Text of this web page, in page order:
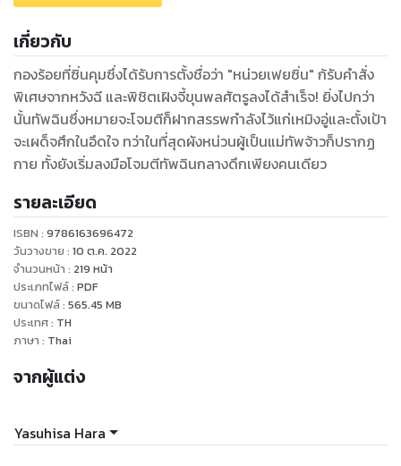
เกี่ยวกับ
กองร้อยที่ซิ่นคุมซึ่งได้รับการตั้งชื่อว่า "หน่วยเฟยซิ่น" ก้รับคำสั่ง
พิเศษจากหวังฉี และพิชิตเฝิงจี้ขุนพลศัตรูลงได้สำเร็จ! ยิ่งไปกว่า
นั้นทัพฉินซึ่งหมายจะโจมตีก็ฝากสรรพกำลังไว้แก่เหมิงอู่และตั้งเป้า
จะเผด็จศึกในอึดใจ ทว่าในที่สุดผังหน่วนผู้เป็นแม่ทัพจ้าวก็ปรากฏ
กาย ทั้งยังเริ่มลงมือโจมตีทัพฉินกลางดึกเพียงคนเดียว
รายละเอียด
ISBN : 9786163696472
วันวางขาย : 10 ต.ค. 2022
จำนวนหน้า : 219 หน้า
ประเภทไฟล์: PDF
ขนาดไฟล์: 565.45 MB
ประเทศ: TH
ภาษา : Thai
จากผู้แต่ง
Yasuhisa Hara